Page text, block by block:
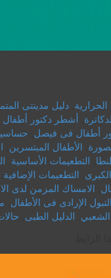
دليل مدينتى
أشطر دكتور أطفال
أطفال فى فيصل
الأطفال المبتسرين
التطعيمات الأساسية
التطعيمات الإضافية
الامساك المزمن لدى
التبول الإرادى فى الأطفال
الشعبي الدليل الطبى